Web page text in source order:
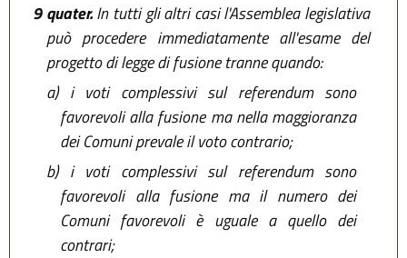
9 quater.In tutti gli altri casi l'Assemblea legislativa
può procedere immediatamente all'esame del
progetto di legge di fusione tranne quando:
a)i voti complessivi sul referendum sono
favorevoli alla fusione ma nella maggioranza
dei Comuni prevale il voto contrario;
b)i voti complessivi sul referendum sono
favorevoli alla fusione ma il numero dei
Comuni favorevoli è uguale a quello dei
contrari;